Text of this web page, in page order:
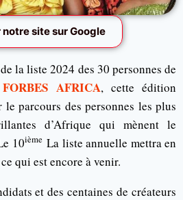
site sur Google
la liste 2024 des 30 personnes de
FORBES AFRICA, cette édition
parcours des personnes les plus
d’Afrique qui mènent le
10ième La liste annuelle mettra en
qui est encore à venir.
et des centaines de créateurs